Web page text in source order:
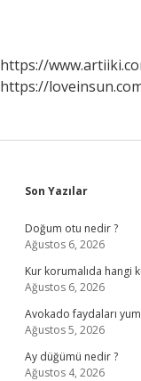
https://
https://
Sidebar
Son Yazılar
Doğum otu nedir ?
Ağustos 6, 2026
Kur korumalıda hangi
Ağustos 6, 2026
Avokado faydaları
Ağustos 5, 2026
Ay düğümü nedir ?
Ağustos 4, 2026